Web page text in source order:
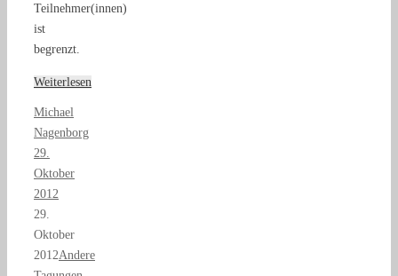
Teilnehmer(innen)
ist
begrenzt.
Weiterlesen
Michael
Nagenborg
29.
Oktober
2012
29.
Oktober
2012Andere